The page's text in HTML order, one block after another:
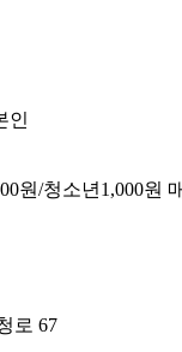
인
원/청소년1,000원
로 67